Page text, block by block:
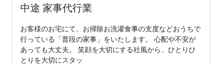
中途 家事代行業
お客様のお宅にて、お掃除お洗濯食事の支度などおうちで
行っている「普段の家事」をいたします。 心配や不安が
あっても大丈夫。 笑顔を大切にする社風から、ひとりひ
とりを大切にスタッ